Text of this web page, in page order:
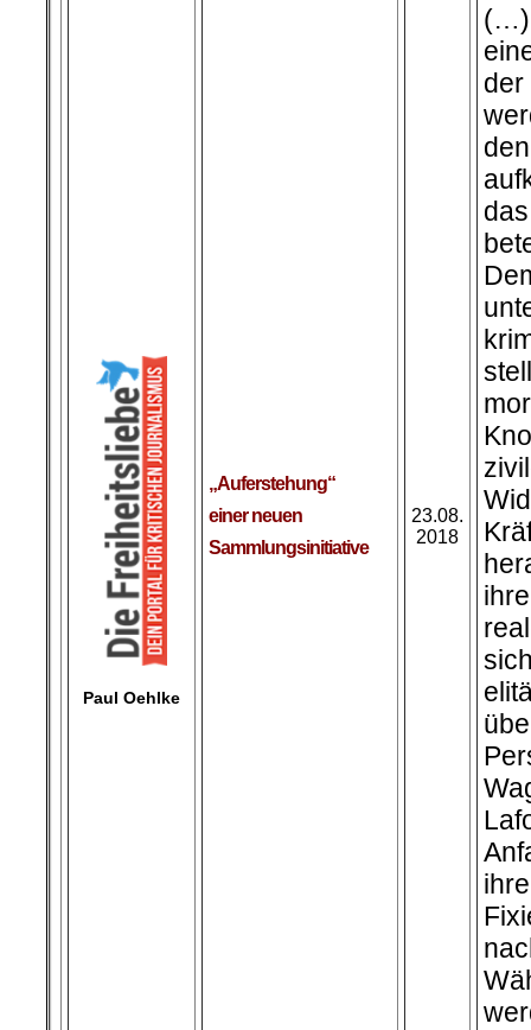
Paul Oehlke
„Auferstehung“
einer neuen
Sammlungsinitiative
23.08.
2018
(…)